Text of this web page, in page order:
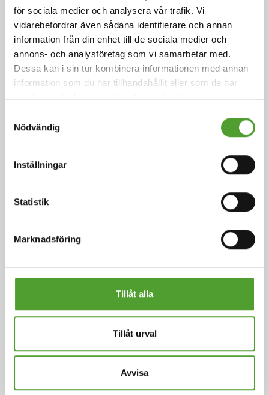
för sociala medier och analysera vår trafik. Vi
vidarebefordrar även sådana identifierare och annan
information från din enhet till de sociala medier och
annons- och analysföretag som vi samarbetar med.
Dessa kan i sin tur kombinera informationen med annan
information som du har tillhandahållit eller som de har
samlat in när du har använt deras tjänster.
Nödvändig
Inställningar
Statistik
Marknadsföring
Tillåt alla
Tillåt urval
Avvisa
Artikel
Smakens ingredienser
Arom är sinnesintrycket av mat eller annan substans
Läs mer
Artikel
Sött och lurigt socker